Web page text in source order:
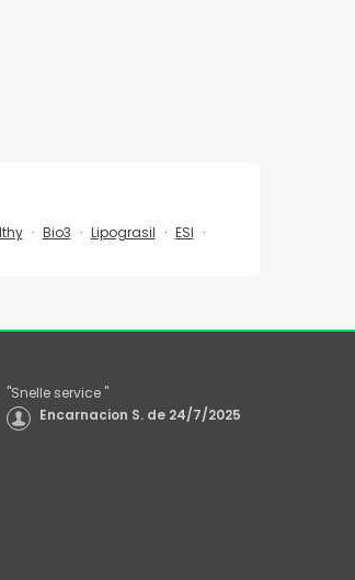
Bio3 Lipograsil
ESI
"Snelle service "
Encarnacion S. de 24/7/2025